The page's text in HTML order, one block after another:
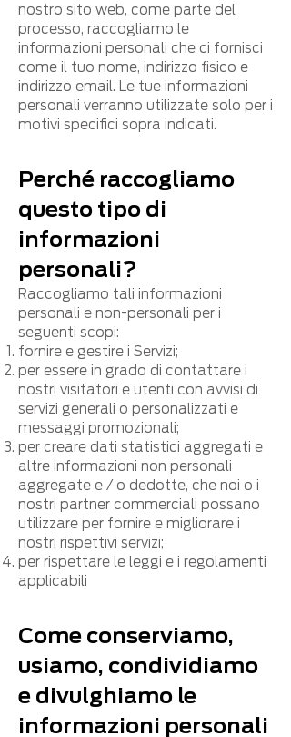
nostro sito web, come parte del
processo, raccogliamo le
informazioni personali che ci fornisci
come il tuo nome, indirizzo fisico e
indirizzo email. Le tue informazioni
personali verranno utilizzate solo per i
motivi specifici sopra indicati.
Perché raccogliamo
questo tipo di
informazioni
personali?
Raccogliamo tali informazioni
personali e non-personali per i
seguenti scopi:
fornire e gestire i Servizi;
per essere in grado di contattare i
nostri visitatori e utenti con avvisi di
servizi generali o personalizzati e
messaggi promozionali;
per creare dati statistici aggregati e
altre informazioni non personali
aggregate e / o dedotte, che noi o i
nostri partner commerciali possano
utilizzare per fornire e migliorare i
nostri rispettivi servizi;
per rispettare le leggi e i regolamenti
applicabili
Come conserviamo,
usiamo, condividiamo
e divulghiamo le
informazioni personali